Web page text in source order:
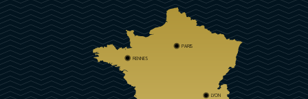
PARIS
RENNES
LYON